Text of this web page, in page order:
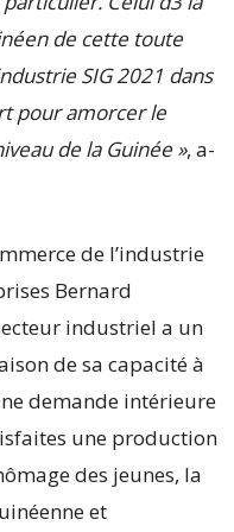
de cette toute
SIG 2021 dans
pour amorcer le
de la Guinée », a-
de l’industrie
Bernard
industriel a un
de sa capacité à
demande intérieure
une production
des jeunes, la
et